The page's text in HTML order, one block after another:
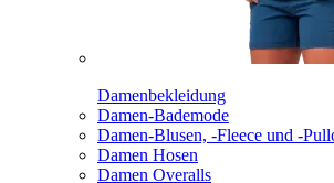
Damenbekleidung
Damen-Bademode
Damen-Blusen, -Fleece und -
Damen Hosen
Damen Overalls